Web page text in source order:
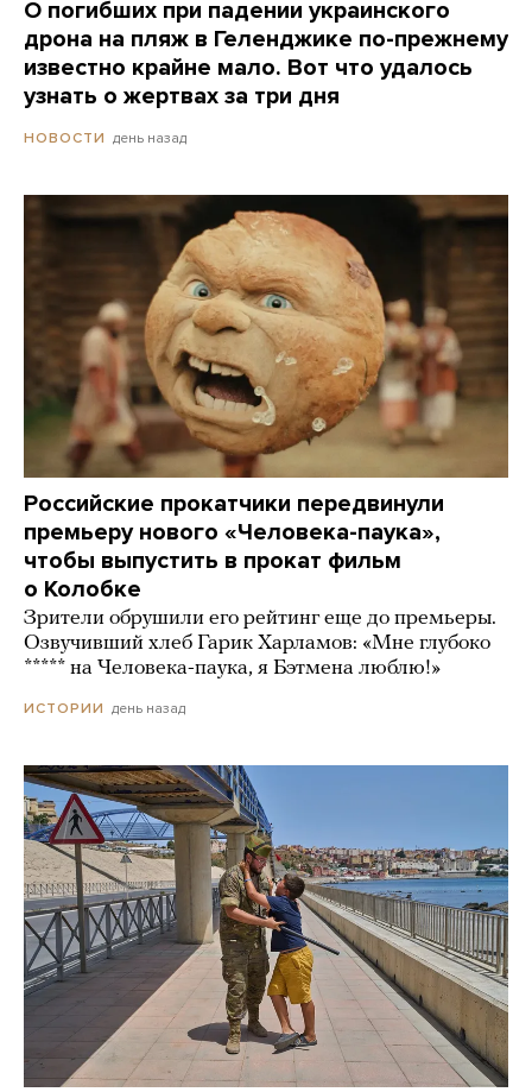
О погибших при падении украинского
дрона на пляж в Геленджике по-прежнему
известно крайне мало. Вот что удалось
узнать о жертвах за три дня
НОВОСТИ день назад
Российские прокатчики передвинули
премьеру нового «Человека-паука»,
чтобы выпустить в прокат фильм
о Колобке
Зрители обрушили его рейтинг еще до премьеры.
Озвучивший хлеб Гарик Харламов: «Мне глубоко
***** на Человека-паука, я Бэтмена люблю!»
ИСТОРИИ день назад